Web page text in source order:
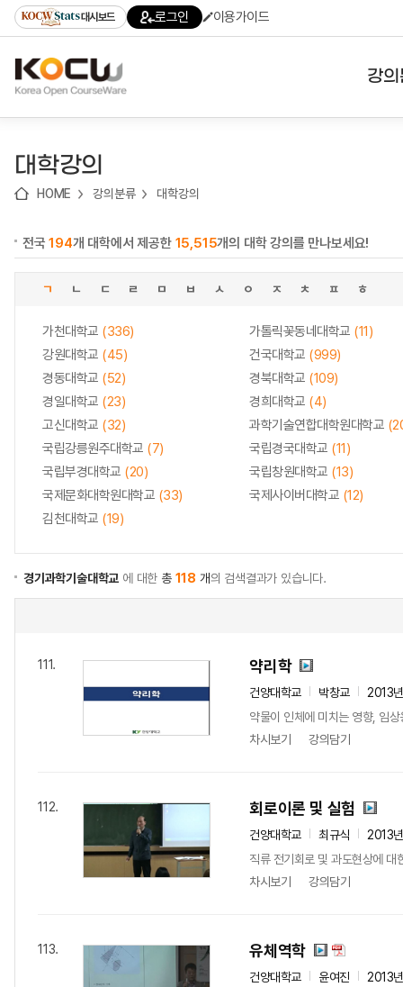
기
기
기
content)
가
대시보드 로그인 이용가이드
강
대학강의
HOME 강의분류 대학강의
전국194개 대학에서 제공한 15,515개의 대학 강의를 만나보세요!
ㄱ ㄴ ㄷ ㄹ ㅁ ㅂ ㅅ ㅇ ㅈ ㅊ ㅍ ㅎ
가천대학교 (336) 가톨릭꽃동네대학교 (11)
강원대학교 (45) 건국대학교 (999)
경동대학교 (52) 경북대학교 (109)
경일대학교 (23) 경희대학교 (4)
고신대학교 (32) 과학기술연합대학원대학교
국립강릉원주대학교 (7) 국립경국대학교 (11)
국립부경대학교 (20) 국립창원대학교 (13)
국제문화대학원대학교 (33) 국제사이버대학교 (12)
김천대학교 (19)
경기과학기술대학교 에 대한 총 118 개의 검색결과가 있습니다.
111. 약리학
건양대학교 박창교
2013
약물이 인체에 미치는 영향, 임
차시보기
강의담기
112. 회로이론 및 실험
건양대학교 최규식
2013
직류 전기회로 및 과도현상에 대
차시보기
강의담기
113. 유체역학
건양대학교 윤여진
2013